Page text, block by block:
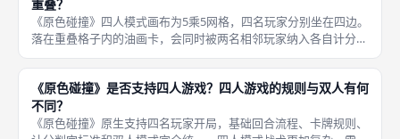
重叠？
《原色碰撞》四人模式画布为5乘5网格，四名玩家分别坐在四边。
落在重叠格子内的油画卡，会同时被两名相邻玩家纳入各自计分区
判定。每名玩家以距离自己最近两行作为计分区，左右两侧相邻玩
家的计分区横向交错，中间行列形成大范围重叠区域。 争夺重叠
格子是
《原色碰撞》是否支持四人游戏？四人游戏的规则与双人有何
不同？
《原色碰撞》原生支持四名玩家开局，基础回合流程、卡牌规则、